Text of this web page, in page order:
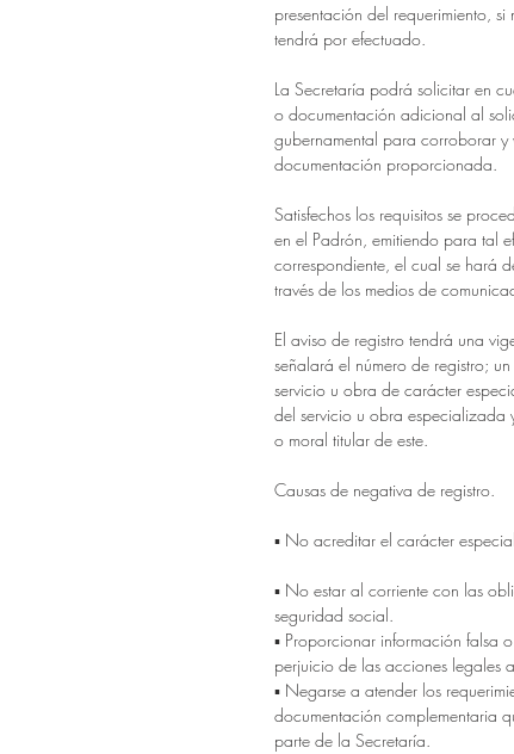
presentación del requerimiento, si
tendrá por efectuado.
La Secretaría podrá solicitar en
o documentación adicional al
gubernamental para corroborar
documentación proporcionada.
Satisfechos los requisitos se
en el Padrón, emitiendo para tal
correspondiente, el cual se hará
través de los medios de
El aviso de registro tendrá una
señalará el número de registro;
servicio u obra de carácter
del servicio u obra especializada
o moral titular de este.
Causas de negativa de registro.
▪ No acreditar el carácter
▪ No estar al corriente con las
seguridad social.
▪ Proporcionar información falsa
perjuicio de las acciones legales
▪ Negarse a atender los
documentación complementaria
parte de la Secretaría.